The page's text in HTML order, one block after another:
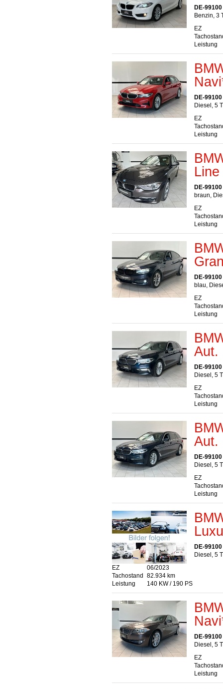
DE-
Benzin, 3
EZ
Leistung
DE-
Diesel, 5
EZ
Leistung
DE-
braun,
EZ
Leistung
DE-
blau,
EZ
Leistung
Aut.
DE-
Diesel, 5
EZ
Leistung
Aut.
DE-
Diesel, 5
EZ
Leistung
DE-
Diesel, 5
EZ
06/2023
Tachostand
82.934 km
Leistung
140 KW / 190 PS
DE-
Diesel, 5
EZ
Leistung